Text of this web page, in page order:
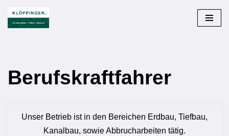
Zum
Berufskraftfahrer
Unser Betrieb ist in den Bereichen Erdbau, Tiefbau,
Kanalbau, sowie Abbrucharbeiten tätig.